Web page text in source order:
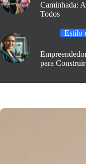
Caminhada:
Todos
Estilo
para